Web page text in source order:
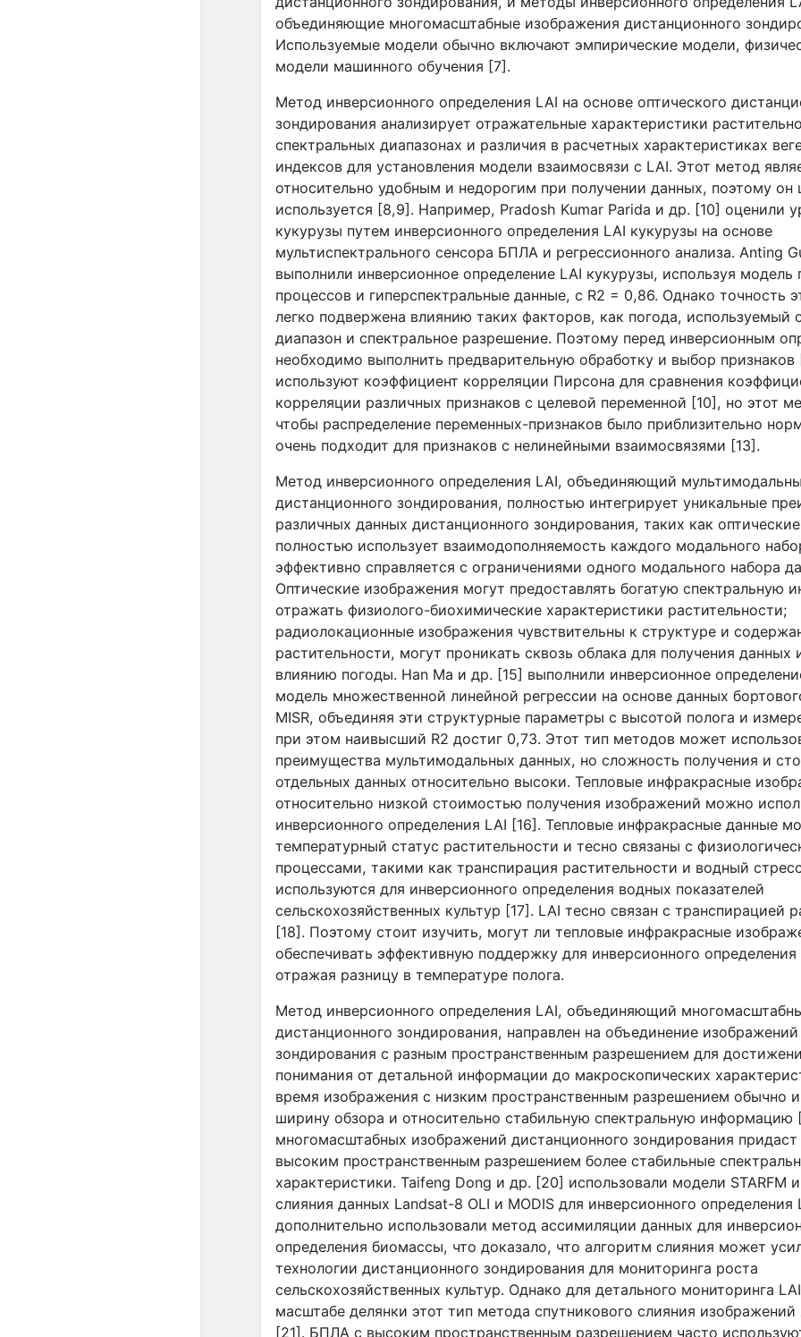
объединяющие многомасштабные изображения дистанционного
Используемые модели обычно включают эмпирические модели,
модели машинного обучения [7].
Метод инверсионного определения LAI на основе оптического
зондирования анализирует отражательные характеристики
спектральных диапазонах и различия в расчетных характеристиках
индексов для установления модели взаимосвязи с LAI. Этот метод
относительно удобным и недорогим при получении данных, поэтому он
используется [8,9]. Например, Pradosh Kumar Parida и др. [10] оценили
кукурузы путем инверсионного определения LAI кукурузы на основе
мультиспектрального сенсора БПЛА и регрессионного анализа. Anting
выполнили инверсионное определение LAI кукурузы, используя модель
процессов и гиперспектральные данные, с R2 = 0,86. Однако точность
легко подвержена влиянию таких факторов, как погода, используемый
диапазон и спектральное разрешение. Поэтому перед инверсионным
необходимо выполнить предварительную обработку и выбор
используют коэффициент корреляции Пирсона для сравнения
корреляции различных признаков с целевой переменной [10], но этот
чтобы распределение переменных-признаков было приблизительно
очень подходит для признаков с нелинейными взаимосвязями [13].
Метод инверсионного определения LAI, объединяющий
дистанционного зондирования, полностью интегрирует уникальные
различных данных дистанционного зондирования, таких как
полностью использует взаимодополняемость каждого модального
эффективно справляется с ограничениями одного модального набора
Оптические изображения могут предоставлять богатую спектральную
отражать физиолого-биохимические характеристики растительности;
радиолокационные изображения чувствительны к структуре и
растительности, могут проникать сквозь облака для получения
влиянию погоды. Han Ma и др. [15] выполнили инверсионное
модель множественной линейной регрессии на основе данных
MISR, объединяя эти структурные параметры с высотой полога и
при этом наивысший R2 достиг 0,73. Этот тип методов может
преимущества мультимодальных данных, но сложность получения и
отдельных данных относительно высоки. Тепловые инфракрасные
относительно низкой стоимостью получения изображений можно
инверсионного определения LAI [16]. Тепловые инфракрасные данные
температурный статус растительности и тесно связаны с
процессами, такими как транспирация растительности и водный
используются для инверсионного определения водных показателей
сельскохозяйственных культур [17]. LAI тесно связан с транспирацией
[18]. Поэтому стоит изучить, могут ли тепловые инфракрасные
обеспечивать эффективную поддержку для инверсионного определения
отражая разницу в температуре полога.
Метод инверсионного определения LAI, объединяющий
дистанционного зондирования, направлен на объединение
зондирования с разным пространственным разрешением для
понимания от детальной информации до макроскопических
время изображения с низким пространственным разрешением обычно
ширину обзора и относительно стабильную спектральную информацию
многомасштабных изображений дистанционного зондирования
высоким пространственным разрешением более стабильные
характеристики. Taifeng Dong и др. [20] использовали модели STARFM и
слияния данных Landsat-8 OLI и MODIS для инверсионного определения
дополнительно использовали метод ассимиляции данных для
определения биомассы, что доказало, что алгоритм слияния может
технологии дистанционного зондирования для мониторинга роста
сельскохозяйственных культур. Однако для детального мониторинга LAI
масштабе делянки этот тип метода спутникового слияния
[21]. БПЛА с высоким пространственным разрешением часто